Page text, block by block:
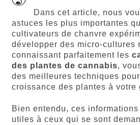
Dans cet article, nous
astuces les plus importantes
cultivateurs de chanvre
développer des micro-cultures
connaissant parfaitement les
des plantes de cannabis,
des meilleures techniques
croissance des plantes à votre
Bien entendu, ces
utiles à ceux qui se sont